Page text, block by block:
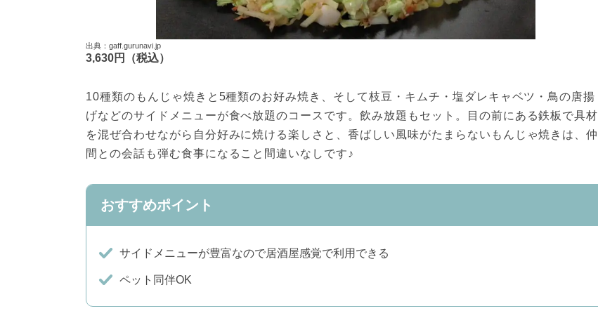
出典：gaff.gurunavi.jp
3,630円（税込）
10種類のもんじゃ焼きと5種類のお好み焼き、そして枝豆・キムチ・塩ダレキャベツ・鳥の唐揚
げなどのサイドメニューが食べ放題のコースです。飲み放題もセット。目の前にある鉄板で具材
を混ぜ合わせながら自分好みに焼ける楽しさと、香ばしい風味がたまらないもんじゃ焼きは、仲
間との会話も弾む食事になること間違いなしです♪
おすすめポイント
サイドメニューが豊富なので居酒屋感覚で利用できる
ペット同伴OK